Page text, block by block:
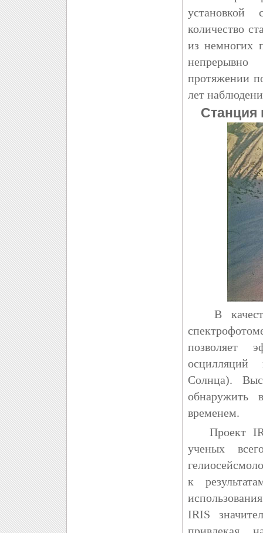
количество
из немногих
протяжении
лет
Станция
В качестве
позволяет
осцилляций
Солнца).
обнаружить
временем.
Проект
ученых
к
IRIS